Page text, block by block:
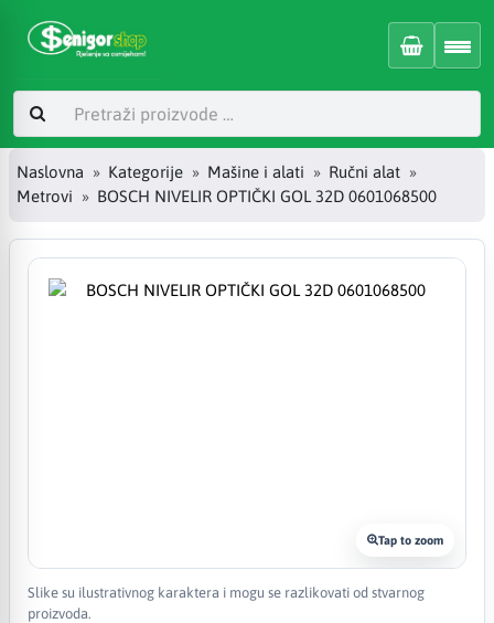
Naslovna Kategorije Mašine i alati
Ručni alat
Metrovi
BOSCH NIVELIR OPTIČKI GOL 32D 0601068500
Tap to zoom
Slike su ilustrativnog karaktera i mogu se razlikovati od stvarnog
proizvoda.